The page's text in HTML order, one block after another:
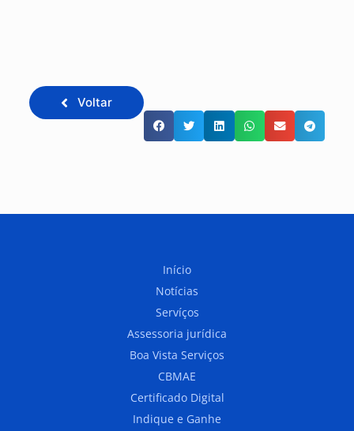
Voltar
Início
Notícias
Servíços
Assessoria jurídica
Boa Vista Serviços
CBMAE
Certificado Digital
Indique e Ganhe